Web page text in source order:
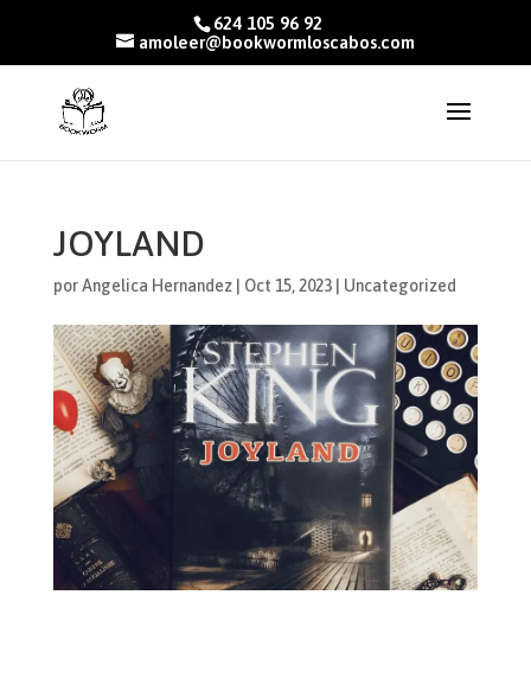
624 105 96 92
amoleer@bookwormloscabos.com
JOYLAND
porAngelica Hernandez| Oct 15, 2023| Uncategorized